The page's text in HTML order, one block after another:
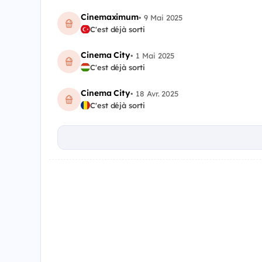
Cinemaximum•9 Mai 2025
C'est déjà sorti
Cinema City• 1 Mai 2025
C'est déjà sorti
Cinema City• 18 Avr. 2025
C'est déjà sorti